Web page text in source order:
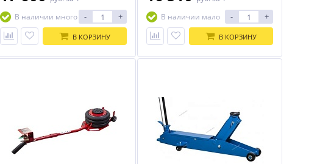
В наличии много
- +
В КОРЗИНУ
В наличии мало
- +
В КОРЗИНУ